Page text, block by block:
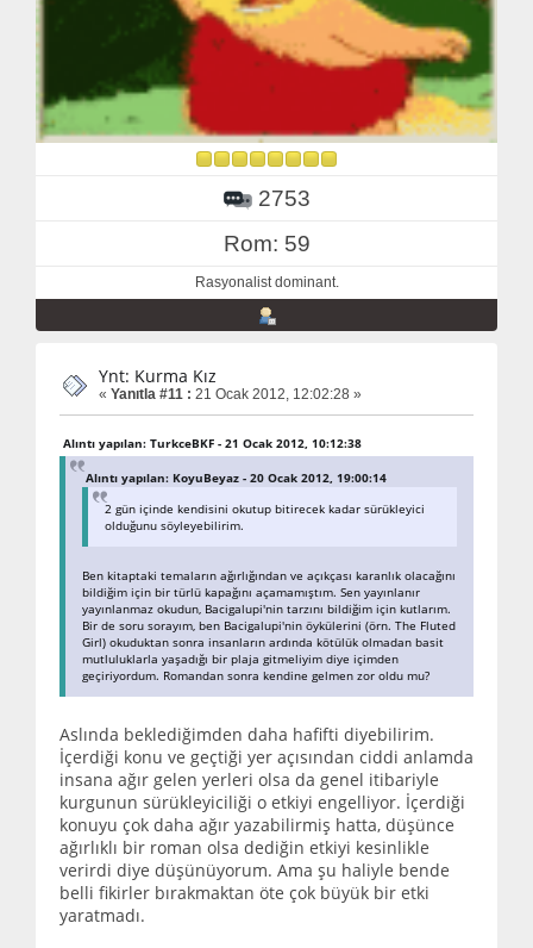
2753
Rom: 59
Rasyonalist dominant.
Ynt: Kurma Kız
« Yanıtla #11 : 21 Ocak 2012, 12:02:28 »
Alıntı yapılan: TurkceBKF - 21 Ocak 2012, 10:12:38
Alıntı yapılan: KoyuBeyaz - 20 Ocak 2012, 19:00:14
2 gün içinde kendisini okutup bitirecek kadar sürükleyici
olduğunu söyleyebilirim.
Ben kitaptaki temaların ağırlığından ve açıkçası karanlık olacağını
bildiğim için bir türlü kapağını açamamıştım. Sen yayınlanır
yayınlanmaz okudun, Bacigalupi'nin tarzını bildiğim için kutlarım.
Bir de soru sorayım, ben Bacigalupi'nin öykülerini (örn. The Fluted
Girl) okuduktan sonra insanların ardında kötülük olmadan basit
mutluluklarla yaşadığı bir plaja gitmeliyim diye içimden
geçiriyordum. Romandan sonra kendine gelmen zor oldu mu?
Aslında beklediğimden daha hafifti diyebilirim.
İçerdiği konu ve geçtiği yer açısından ciddi anlamda
insana ağır gelen yerleri olsa da genel itibariyle
kurgunun sürükleyiciliği o etkiyi engelliyor. İçerdiği
konuyu çok daha ağır yazabilirmiş hatta, düşünce
ağırlıklı bir roman olsa dediğin etkiyi kesinlikle
verirdi diye düşünüyorum. Ama şu haliyle bende
belli fikirler bırakmaktan öte çok büyük bir etki
yaratmadı.